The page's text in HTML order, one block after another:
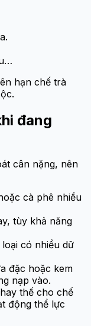
hạn chế trà
đang
cân nặng, nên
cà phê nhiều
tùy khả năng
có nhiều dữ
đặc hoặc kem
nạp vào.
thế cho chế
động thể lực